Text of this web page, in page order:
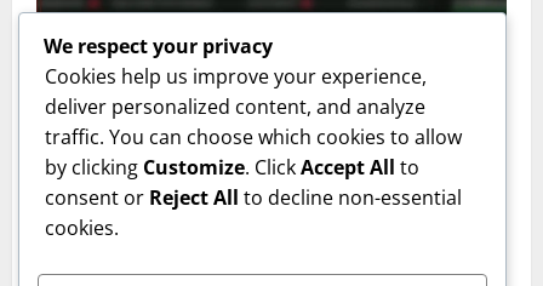
EA SPORTS FC Mobileのイベントトークンショップの賞品
We respect your privacy
Cookies help us improve your experience,
deliver personalized content, and analyze
traffic. You can choose which cookies to allow
by clicking Customize. ClickAccept All to
consent or Reject All to decline non-essential
cookies.